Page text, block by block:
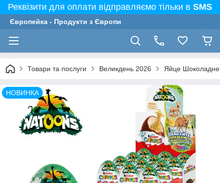
Реквізити для оплати відправляємо тільки в SMS
Європейка - Продукти з Європи
Товари та послуги Великдень 2026 Яйце
НОВИНКА